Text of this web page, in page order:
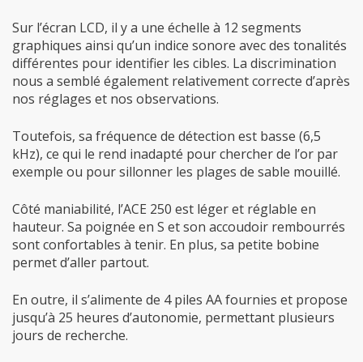
Sur l’écran LCD, il y a une échelle à 12 segments
graphiques ainsi qu’un indice sonore avec des tonalités
différentes pour identifier les cibles. La discrimination
nous a semblé également relativement correcte d’après
nos réglages et nos observations.
Toutefois, sa fréquence de détection est basse (6,5
kHz), ce qui le rend inadapté pour chercher de l’or par
exemple ou pour sillonner les plages de sable mouillé.
Côté maniabilité, l’ACE 250 est léger et réglable en
hauteur. Sa poignée en S et son accoudoir rembourrés
sont confortables à tenir. En plus, sa petite bobine
permet d’aller partout.
En outre, il s’alimente de 4 piles AA fournies et propose
jusqu’à 25 heures d’autonomie, permettant plusieurs
jours de recherche.